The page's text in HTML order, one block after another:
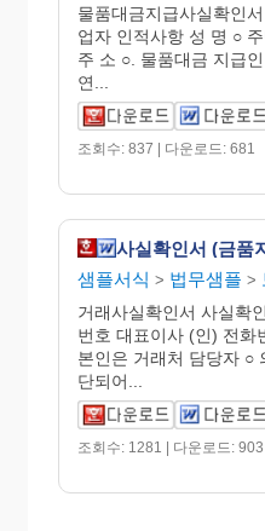
물품대금지급사실확인
업자 인적사항 성 명 ○
주 소 ○. 물품대금 지급
연...
조회수: 837 | 다운로드: 681
사실확인서 (금품
샘플서식 > 법무샘플 >
거래사실확인서 사실확
번호 대표이사 (인) 전화
본인은 거래처 담당자 ○
단되어...
조회수: 1281 | 다운로드: 903